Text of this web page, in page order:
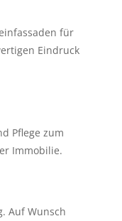
für
Eindruck
Pflege zum
Immobilie.
Auf Wunsch